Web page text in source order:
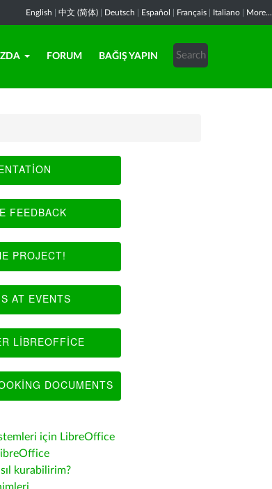
English 中文 (简体) Deutsch Español Français Italiano More...
FORUM BAĞIŞ YAPIN
FEEDBACK
PROJECT!
AT EVENTS
LIBREOFFICE
DOCUMENTS
için LibreOffice
kurabilirim?